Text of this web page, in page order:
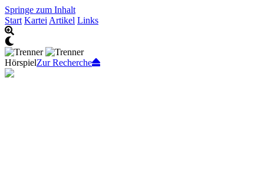
Springe zum Inhalt
Start Kartei Artikel Links
HörspielZur Recherche